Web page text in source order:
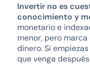
Invertir no es
conocimiento y
monetario e
menor, pero
dinero. Si
que venga